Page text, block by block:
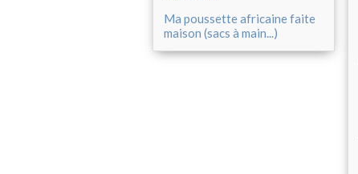
Ma poussette africaine faite
maison (sacs à main...)